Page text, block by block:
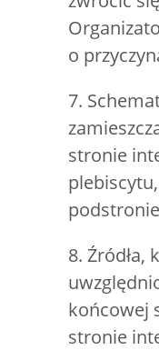
o
7.
stronie
8. Źródła,
końcowej
stronie